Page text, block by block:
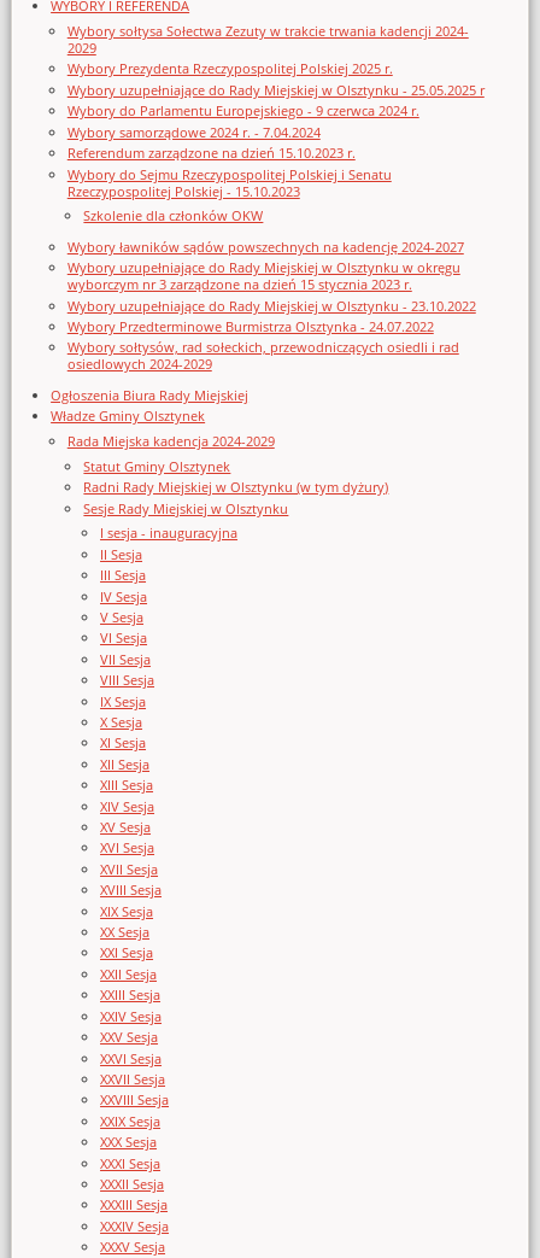
WYBORY I REFERENDA
Wybory sołtysa Sołectwa Zezuty w trakcie trwania kadencji 2024-
2029
Wybory Prezydenta Rzeczypospolitej Polskiej 2025 r.
Wybory uzupełniające do Rady Miejskiej w Olsztynku - 25.05.2025 r
Wybory do Parlamentu Europejskiego - 9 czerwca 2024 r.
Wybory samorządowe 2024 r. - 7.04.2024
Referendum zarządzone na dzień 15.10.2023 r.
Wybory do Sejmu Rzeczypospolitej Polskiej i Senatu
Rzeczypospolitej Polskiej - 15.10.2023
Szkolenie dla członków OKW
Wybory ławników sądów powszechnych na kadencję 2024-2027
Wybory uzupełniające do Rady Miejskiej w Olsztynku w okręgu
wyborczym nr 3 zarządzone na dzień 15 stycznia 2023 r.
Wybory uzupełniające do Rady Miejskiej w Olsztynku - 23.10.2022
Wybory Przedterminowe Burmistrza Olsztynka - 24.07.2022
Wybory sołtysów, rad sołeckich, przewodniczących osiedli i rad
osiedlowych 2024-2029
Ogłoszenia Biura Rady Miejskiej
Władze Gminy Olsztynek
Rada Miejska kadencja 2024-2029
Statut Gminy Olsztynek
Radni Rady Miejskiej w Olsztynku (w tym dyżury)
Sesje Rady Miejskiej w Olsztynku
I sesja - inauguracyjna
II Sesja
III Sesja
IV Sesja
V Sesja
VI Sesja
VII Sesja
VIII Sesja
IX Sesja
X Sesja
XI Sesja
XII Sesja
XIII Sesja
XIV Sesja
XV Sesja
XVI Sesja
XVII Sesja
XVIII Sesja
XIX Sesja
XX Sesja
XXI Sesja
XXII Sesja
XXIII Sesja
XXIV Sesja
XXV Sesja
XXVI Sesja
XXVII Sesja
XXVIII Sesja
XXIX Sesja
XXX Sesja
XXXI Sesja
XXXII Sesja
XXXIII Sesja
XXXIV Sesja
XXXV Sesja